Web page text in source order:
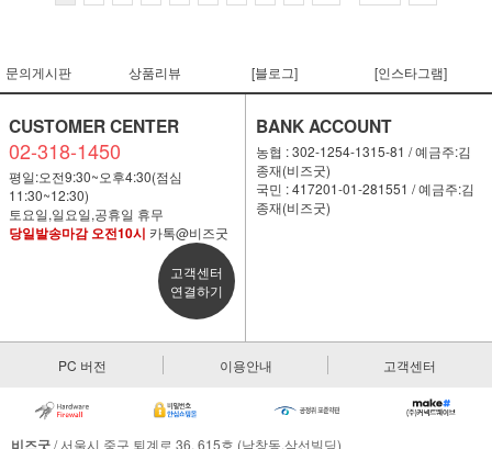
문의게시판 상품리뷰 [블로그] [인스타그램]
CUSTOMER CENTER
02-318-1450
평일:오전9:30~오후4:30(점심
11:30~12:30)
토요일,일요일,공휴일 휴무
당일발송마감 오전10시 카톡@비즈굿
고객센터
연결하기
BANK ACCOUNT
농협 : 302-1254-1315-81 / 예금주:김
종재(비즈굿)
국민 : 417201-01-281551 / 예금주:김
종재(비즈굿)
PC 버전 이용안내 고객센터
비즈굿/ 서울시 중구 퇴계로 36, 615호 (남창동,삼선빌딩)